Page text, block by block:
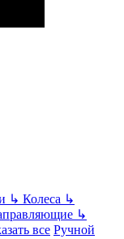
↳ Колеса ↳
↳
все Ручной